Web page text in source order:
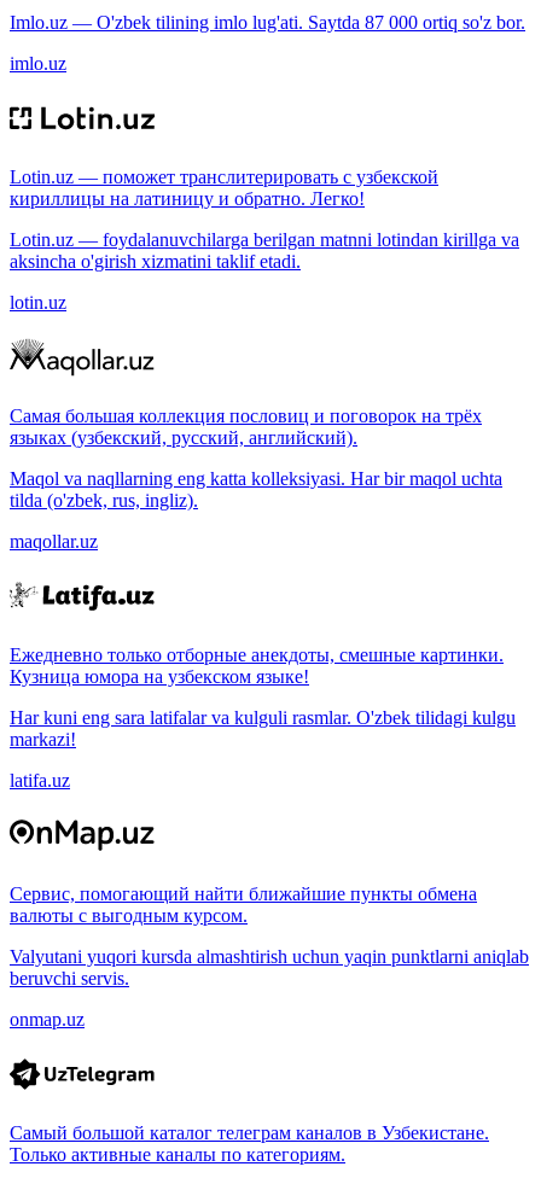
Imlo.uz — O'zbek tilining imlo lug'ati. Saytda 87 000 ortiq so'z bor.
imlo.uz
Lotin.uz — поможет транслитерировать с узбекской
кириллицы на латиницу и обратно. Легко!
Lotin.uz — foydalanuvchilarga berilgan matnni lotindan kirillga va
aksincha o'girish xizmatini taklif etadi.
lotin.uz
Самая большая коллекция пословиц и поговорок на трёх
языках (узбекский, русский, английский).
Maqol va naqllarning eng katta kolleksiyasi. Har bir maqol uchta
tilda (o'zbek, rus, ingliz).
maqollar.uz
Ежедневно только отборные анекдоты, смешные картинки.
Кузница юмора на узбекском языке!
Har kuni eng sara latifalar va kulguli rasmlar. O'zbek tilidagi kulgu
markazi!
latifa.uz
Сервис, помогающий найти ближайшие пункты обмена
валюты с выгодным курсом.
Valyutani yuqori kursda almashtirish uchun yaqin punktlarni aniqlab
beruvchi servis.
onmap.uz
Самый большой каталог телеграм каналов в Узбекистане.
Только активные каналы по категориям.